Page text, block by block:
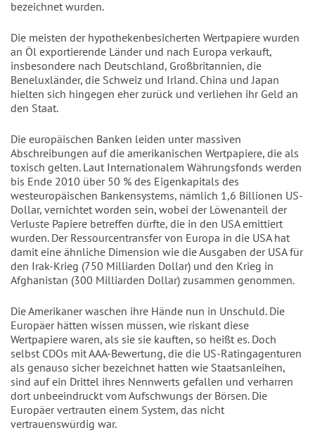
bezeichnet wurden.
Die meisten der hypothekenbesicherten Wertpapiere wurden
an Öl exportierende Länder und nach Europa verkauft,
insbesondere nach Deutschland, Großbritannien, die
Beneluxländer, die Schweiz und Irland. China und Japan
hielten sich hingegen eher zurück und verliehen ihr Geld an
den Staat.
Die europäischen Banken leiden unter massiven
Abschreibungen auf die amerikanischen Wertpapiere, die als
toxisch gelten. Laut Internationalem Währungsfonds werden
bis Ende 2010 über 50 % des Eigenkapitals des
westeuropäischen Bankensystems, nämlich 1,6 Billionen US-
Dollar, vernichtet worden sein, wobei der Löwenanteil der
Verluste Papiere betreffen dürfte, die in den USA emittiert
wurden. Der Ressourcentransfer von Europa in die USA hat
damit eine ähnliche Dimension wie die Ausgaben der USA für
den Irak-Krieg (750 Milliarden Dollar) und den Krieg in
Afghanistan (300 Milliarden Dollar) zusammen genommen.
Die Amerikaner waschen ihre Hände nun in Unschuld. Die
Europäer hätten wissen müssen, wie riskant diese
Wertpapiere waren, als sie sie kauften, so heißt es. Doch
selbst CDOs mit AAA-Bewertung, die die US-Ratingagenturen
als genauso sicher bezeichnet hatten wie Staatsanleihen,
sind auf ein Drittel ihres Nennwerts gefallen und verharren
dort unbeeindruckt vom Aufschwungs der Börsen. Die
Europäer vertrauten einem System, das nicht
vertrauenswürdig war.